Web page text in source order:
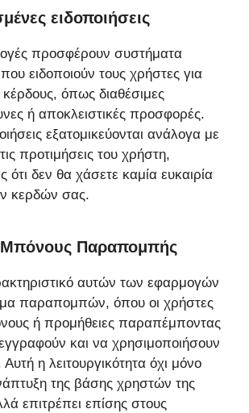
ειδοποιήσεις
προσφέρουν συστήματα
ειδοποιούν τους χρήστες για
κέρδους, όπως διαθέσιμες
ή αποκλειστικές προσφορές.
εξατομικεύονται ανάλογα με
προτιμήσεις του χρήστη,
ότι δεν θα χάσετε καμία ευκαιρία
κερδών σας.
Μπόνους Παραπομπής
αυτών των εφαρμογών
παραπομπών, όπου οι χρήστες
ή προμήθειες παραπέμποντας
και να χρησιμοποιήσουν
η λειτουργικότητα όχι μόνο
της βάσης χρηστών της
επιτρέπει επίσης στους